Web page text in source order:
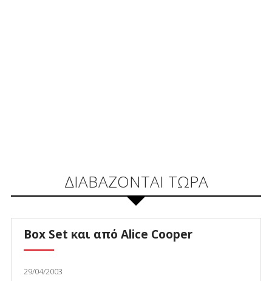
ΔΙΑΒΑΖΟΝΤΑΙ ΤΩΡΑ
Box Set και από Alice Cooper
29/04/2003